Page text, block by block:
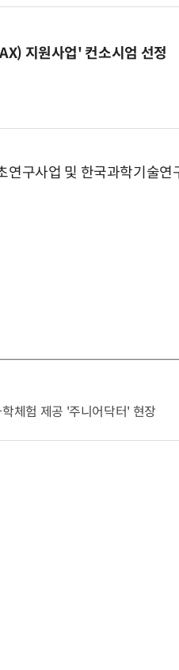
지원사업' 컨소시엄 선정
연구사업 및 한국과학기술연
체험 제공 '주니어닥터' 현장